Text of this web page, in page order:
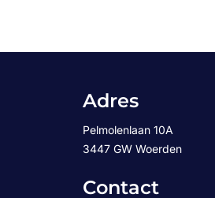
Adres
Pelmolenlaan 10A
3447 GW Woerden
Contact